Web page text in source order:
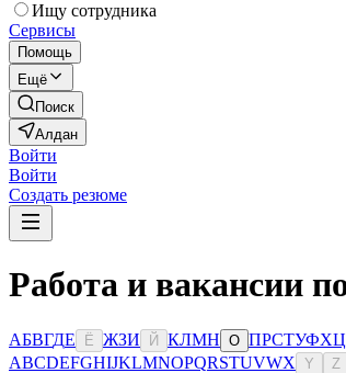
Ищу сотрудника
Сервисы
Помощь
Ещё
Поиск
Алдан
Войти
Войти
Создать резюме
Работа и вакансии
АБВГДЕ Ё ЖЗИ Й КЛМН О ПРСТУФХЦ
ABCDEFGHIJKLMNOPQRSTUVWX Y Z